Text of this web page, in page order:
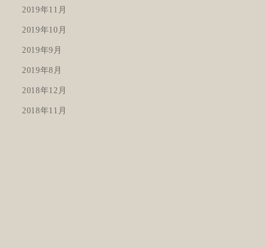
2019年11月
2019年10月
2019年9月
2019年8月
2018年12月
2018年11月